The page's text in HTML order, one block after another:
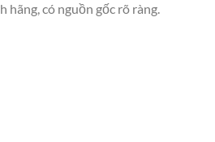
hãng, có nguồn gốc rõ ràng.